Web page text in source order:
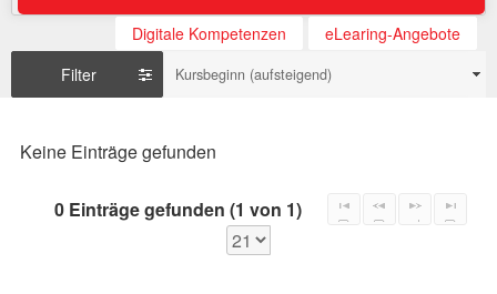
Digitale Kompetenzen
eLearing-Angebote
Filter
Kursbeginn (aufsteigend)
Keine Einträge gefunden
0 Einträge gefunden (1 von 1)